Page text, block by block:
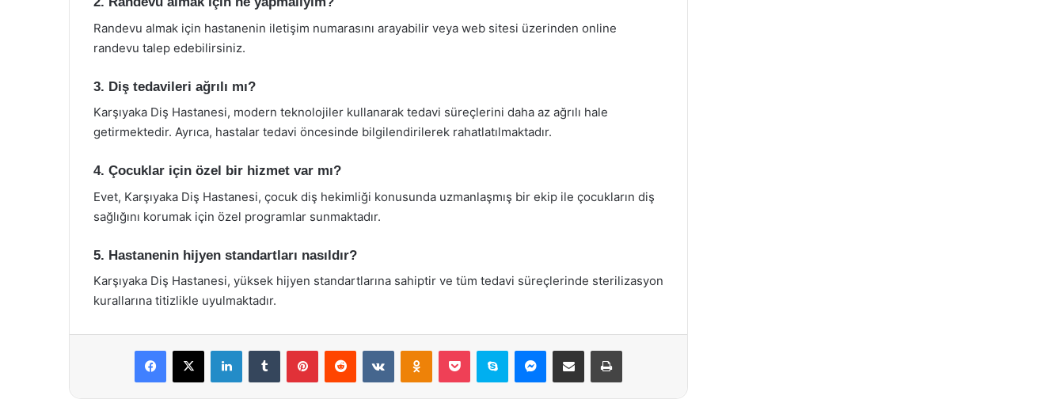
Randevu almak için hastanenin iletişim numarasını arayabilir veya web sitesi üzerinden online
randevu talep edebilirsiniz.
3. Diş tedavileri ağrılı mı?
Karşıyaka Diş Hastanesi, modern teknolojiler kullanarak tedavi süreçlerini daha az ağrılı hale
getirmektedir. Ayrıca, hastalar tedavi öncesinde bilgilendirilerek rahatlatılmaktadır.
4. Çocuklar için özel bir hizmet var mı?
Evet, Karşıyaka Diş Hastanesi, çocuk diş hekimliği konusunda uzmanlaşmış bir ekip ile çocukların diş
sağlığını korumak için özel programlar sunmaktadır.
5. Hastanenin hijyen standartları nasıldır?
Karşıyaka Diş Hastanesi, yüksek hijyen standartlarına sahiptir ve tüm tedavi süreçlerinde sterilizasyon
kurallarına titizlikle uyulmaktadır.
Facebook
X LinkedInTumblr PinterestReddit VKontakteOdnoklassniki
Pocket Skype Messenger
E-Posta ile paylaş Yazdır